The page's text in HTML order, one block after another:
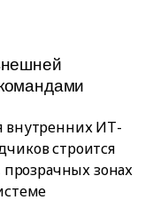
внутренних ИТ-
строится
прозрачных зонах